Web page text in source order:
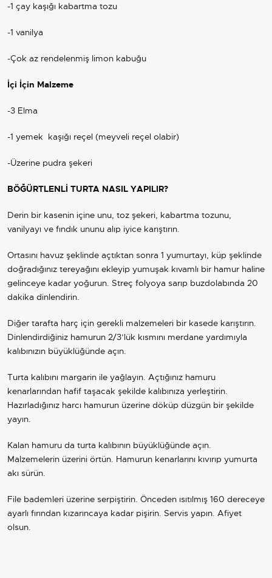
-1 çay kaşığı kabartma tozu
-1 vanilya
-Çok az rendelenmiş limon kabuğu
İçi İçin Malzeme
-3 Elma
-1 yemek kaşığı reçel (meyveli reçel olabir)
-Üzerine pudra şekeri
BÖĞÜRTLENLİ TURTA NASIL YAPILIR?
Derin bir kasenin içine unu, toz şekeri, kabartma tozunu,
vanilyayı ve fındık ununu alıp iyice karıştırın.
Ortasını havuz şeklinde açtıktan sonra 1 yumurtayı, küp şeklinde
doğradığınız tereyağını ekleyip yumuşak kıvamlı bir hamur haline
gelinceye kadar yoğurun. Streç folyoya sarıp buzdolabında 20
dakika dinlendirin.
Diğer tarafta harç için gerekli malzemeleri bir kasede karıştırın.
Dinlendirdiğiniz hamurun 2/3’lük kısmını merdane yardımıyla
kalıbınızın büyüklüğünde açın.
Turta kalıbını margarin ile yağlayın. Açtığınız hamuru
kenarlarından hafif taşacak şekilde kalıbınıza yerleştirin.
Hazırladığınız harcı hamurun üzerine döküp düzgün bir şekilde
yayın.
Kalan hamuru da turta kalıbının büyüklüğünde açın.
Malzemelerin üzerini örtün. Hamurun kenarlarını kıvırıp yumurta
akı sürün.
File bademleri üzerine serpiştirin. Önceden ısıtılmış 160 dereceye
ayarlı fırından kızarıncaya kadar pişirin. Servis yapın. Afiyet
olsun.